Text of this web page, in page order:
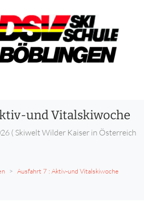
und Vitalskiwoche
( Skiwelt Wilder Kaiser in Österreich
Ausfahrt 7 : Aktiv-und Vitalskiwoche